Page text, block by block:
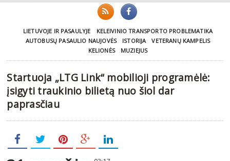
LIETUVOJE IR PASAULYJE
KELEIVINIO TRANSPORTO PROBLEMATIKA
AUTOBUSŲ PASAULIO NAUJOVĖS
ISTORIJA
VETERANŲ KAMPELIS
KELIONĖS
MUZIEJUS
Startuoja „LTG Link“ mobilioji programėlė:
įsigyti traukinio bilietą nuo šiol dar
paprasčiau